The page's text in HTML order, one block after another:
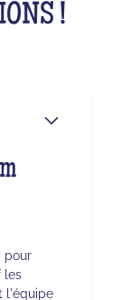
!
pour
les
l'équipe